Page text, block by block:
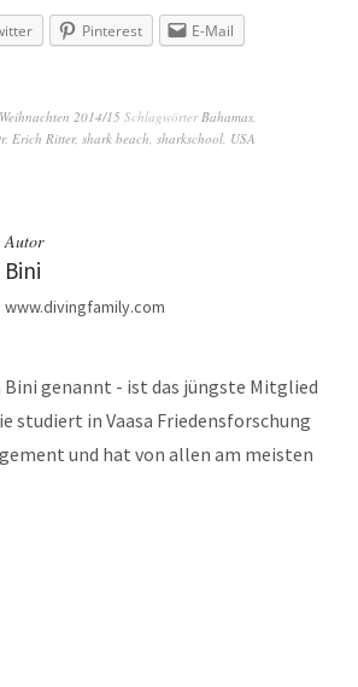
Pinterest
E-Mail
Weihnachten 2014/15 SchlagwörterBahamas,
Erich Ritter, shark beach, sharkschool, USA
Autor
Bini
www.divingfamily.com
Bini genannt - ist das jüngste Mitglied
studiert in Vaasa Friedensforschung
und hat von allen am meisten